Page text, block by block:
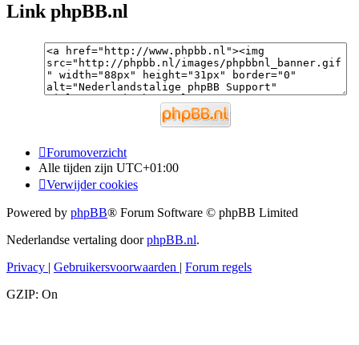
Link phpBB.nl
Forumoverzicht
Alle tijden zijn UTC+01:00
Verwijder cookies
Powered by phpBB® Forum Software © phpBB Limited
Nederlandse vertaling doorphpBB.nl.
Privacy | Gebruikersvoorwaarden | Forum regels
GZIP: On